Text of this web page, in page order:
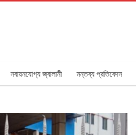
নবায়নযোগ্য জ্বালানী মন্তব্য প্রতিবেদন